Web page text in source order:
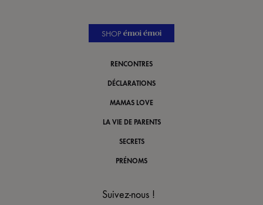
SHOP
RENCONTRES
DÉCLARATIONS
MAMAS LOVE
LA VIE DE PARENTS
SECRETS
PRÉNOMS
Suivez-nous !